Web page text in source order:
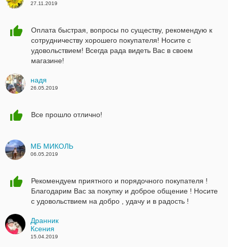
27.11.2019
Оплата быстрая, вопросы по существу, рекомендую к
сотрудничеству хорошего покупателя! Носите с
удовольствием! Всегда рада видеть Вас в своем
магазине!
надя
26.05.2019
Все прошло отлично!
МБ МИКОЛЬ
06.05.2019
Рекомендуем приятного и порядочного покупателя !
Благодарим Вас за покупку и доброе общение ! Носите
с удовольствием на добро , удачу и в радость !
Дранник
Ксения
15.04.2019